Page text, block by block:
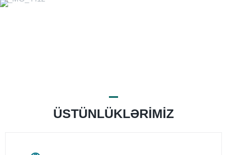
ÜSTÜNLÜKLƏRIMIZ